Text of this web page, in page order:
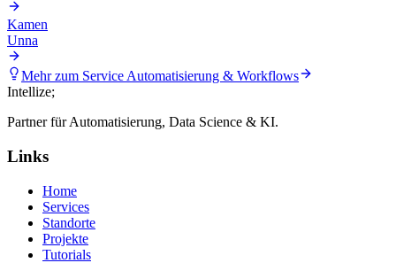
Kamen
Unna
Mehr zum ServiceAutomatisierung & Workflows
Intellize;
Partner für Automatisierung, Data Science & KI.
Links
Home
Services
Standorte
Projekte
Tutorials